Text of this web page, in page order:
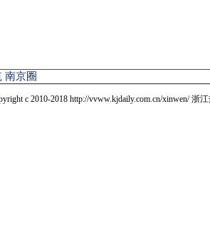
南京圈
c 2010-2018 http://vvww.kjdaily.com.cn/xinwen/